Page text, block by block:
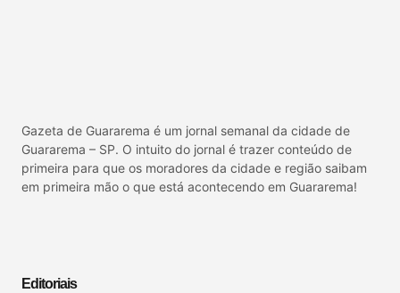
Gazeta de Guararema é um jornal semanal da cidade de
Guararema – SP. O intuito do jornal é trazer conteúdo de
primeira para que os moradores da cidade e região saibam
em primeira mão o que está acontecendo em Guararema!
Editoriais